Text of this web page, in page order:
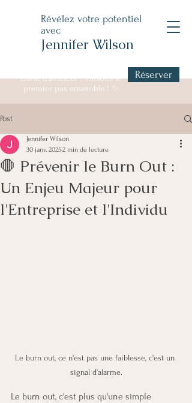
Révélez votre potentiel
avec
Jennifer Wilson
Envie d’avancer ? Faisons le
premier pas ensemble ! ✨
Réserver
Post
🛑 Prévenir le Burn Out :
Un Enjeu Majeur pour
l'Entreprise et l'Individu
Jennifer Wilson
30 janv. 20252 min de lecture
Le burn out, ce n'est pas une faiblesse, c'est un
signal d'alarme.
Le burn out, c'est plus qu'une simple